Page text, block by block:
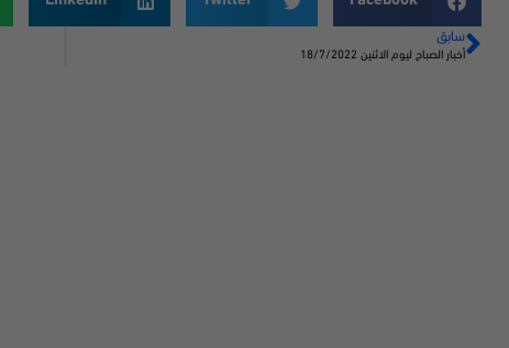
سابق
أخبار الصباح ليوم الاثنين 18/7/2022